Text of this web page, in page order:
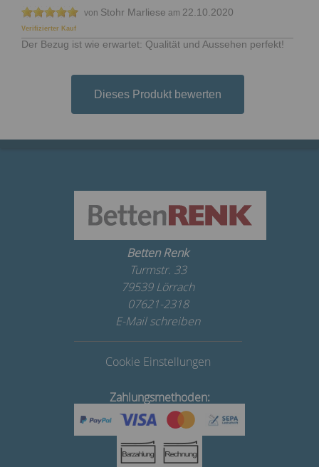
Verifizierter Kauf
von Stohr Marliese am 22.10.2020
Der Bezug ist wie erwartet: Qualität und Aussehen perfekt!
Dieses Produkt bewerten
Betten Renk
Turmstr. 33
79539 Lörrach
07621-2318
E-Mail schreiben
Cookie Einstellungen
Zahlungsmethoden: